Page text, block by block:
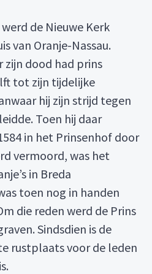
de Nieuwe Kerk
van Oranje-Nassau.
dood had prins
tot zijn tijdelijke
hij zijn strijd tegen
Toen hij daar
in het Prinsenhof door
vermoord, was het
in Breda
toen nog in handen
die reden werd de Prins
Sindsdien is de
rustplaats voor de leden